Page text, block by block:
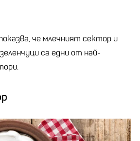
че млечният сектор и
са едни от най-